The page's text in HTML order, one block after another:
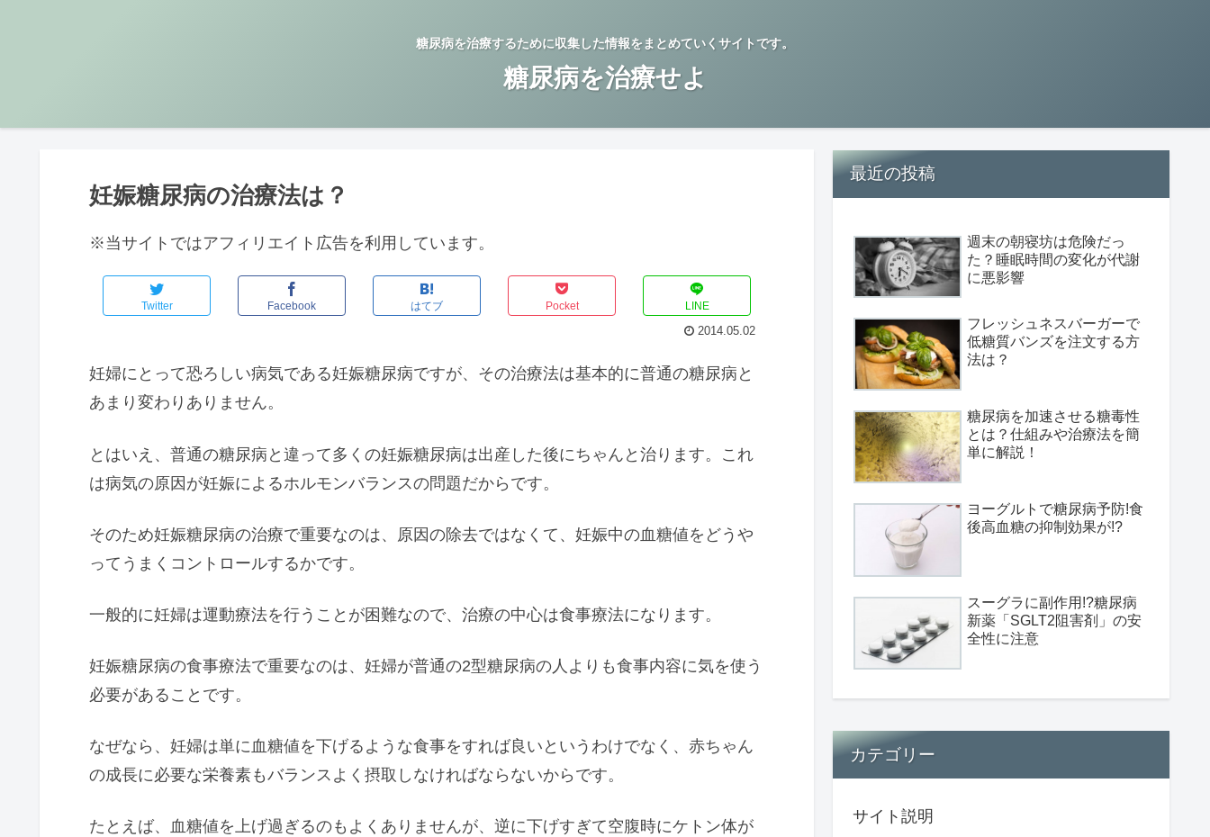
糖尿病を治療するために収集した情報をまとめていくサイトです。
糖尿病を治療せよ
妊娠糖尿病の治療法は？
※当サイトではアフィリエイト広告を利用しています。
Twitter Facebook はてブ Pocket LINE
2014.05.02
妊婦にとって恐ろしい病気である妊娠糖尿病ですが、その治療法は基本的に普通の糖尿病と
あまり変わりありません。
とはいえ、普通の糖尿病と違って多くの妊娠糖尿病は出産した後にちゃんと治ります。これ
は病気の原因が妊娠によるホルモンバランスの問題だからです。
そのため妊娠糖尿病の治療で重要なのは、原因の除去ではなくて、妊娠中の血糖値をどうや
ってうまくコントロールするかです。
一般的に妊婦は運動療法を行うことが困難なので、治療の中心は食事療法になります。
妊娠糖尿病の食事療法で重要なのは、妊婦が普通の2型糖尿病の人よりも食事内容に気を使う
必要があることです。
なぜなら、妊婦は単に血糖値を下げるような食事をすれば良いというわけでなく、赤ちゃん
の成長に必要な栄養素もバランスよく摂取しなければならないからです。
たとえば、血糖値を上げ過ぎるのもよくありませんが、逆に下げすぎて空腹時にケトン体が
最近の投稿
週末の朝寝坊は危険だっ
た？睡眠時間の変化が代謝
に悪影響
フレッシュネスバーガーで
低糖質バンズを注文する方
法は？
糖尿病を加速させる糖毒性
とは？仕組みや治療法を簡
単に解説！
ヨーグルトで糖尿病予防!食
後高血糖の抑制効果が!?
スーグラに副作用!?糖尿病
新薬「SGLT2阻害剤」の安
全性に注意
カテゴリー
サイト説明